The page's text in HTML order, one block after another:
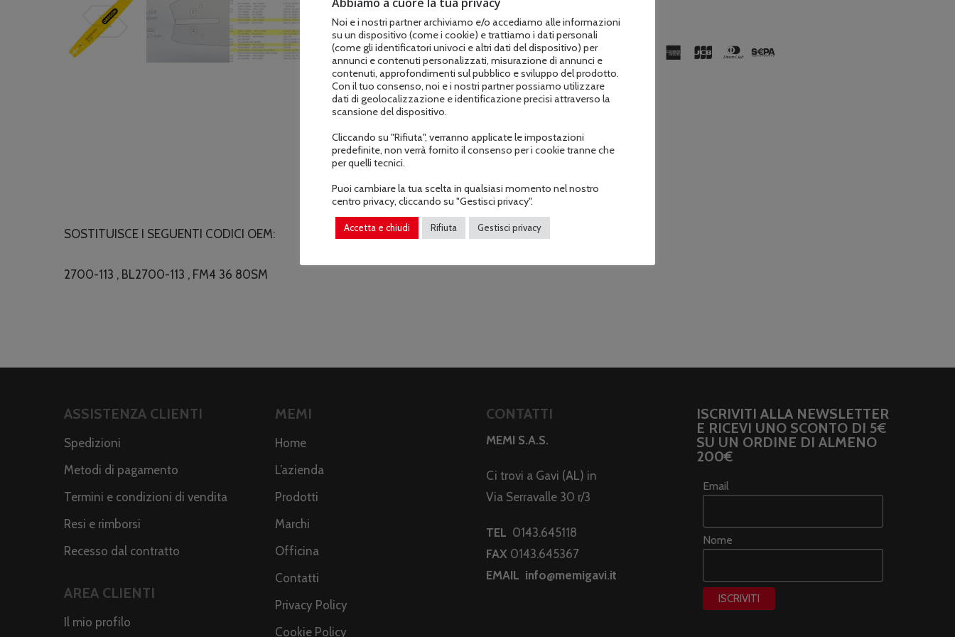
Descrizione Informazioni aggiuntive
SOSTITUISCE I SEGUENTI CODICI OEM:
2700-113 , BL2700-113 , FM4 36 80SM
ASSISTENZA CLIENTI
Spedizioni
Metodi di pagamento
Termini e condizioni di vendita
Resi e rimborsi
Recesso dal contratto
AREA CLIENTI
Il mio profilo
MEMI
Home
L’azienda
Prodotti
Marchi
Officina
Contatti
Privacy Policy
Cookie Policy
CONTATTI
MEMI S.A.S.
Ci trovi a Gavi (AL) in
Via Serravalle 30 r/3
TEL 0143.645118
FAX 0143.645367
EMAIL info@memigavi.it
ISCRIVITI ALLA NEWSLETTER
E RICEVI UNO SCONTO DI 5€
SU UN ORDINE DI ALMENO
200€
Email
Nome
Noi e i nostri partner archiviamo e/o accediamo alle informazioni
su un dispositivo (come i cookie) e trattiamo i dati personali
(come gli identificatori univoci e altri dati del dispositivo) per
annunci e contenuti personalizzati, misurazione di annunci e
contenuti, approfondimenti sul pubblico e sviluppo del prodotto.
Con il tuo consenso, noi e i nostri partner possiamo utilizzare
dati di geolocalizzazione e identificazione precisi attraverso la
scansione del dispositivo.
Cliccando su "Rifiuta", verranno applicate le impostazioni
predefinite, non verrà fornito il consenso per i cookie tranne che
per quelli tecnici.
Puoi cambiare la tua scelta in qualsiasi momento nel nostro
centro privacy, cliccando su "Gestisci privacy".
Accetta e chiudi Rifiuta Gestisci privacy